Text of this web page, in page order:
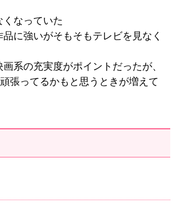
なっていた
品に強いがそもそもテレビを見なく
系の充実度がポイントだったが、
張ってるかもと思うときが増えて